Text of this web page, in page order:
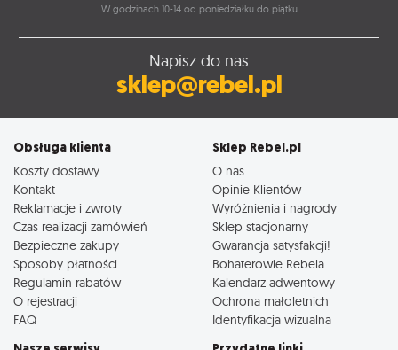
W godzinach 10-14 od poniedziałku do piątku
Napisz do nas
sklep@rebel.pl
Obsługa klienta
Koszty dostawy
Kontakt
Reklamacje i zwroty
Czas realizacji zamówień
Bezpieczne zakupy
Sposoby płatności
Regulamin rabatów
O rejestracji
FAQ
Sklep Rebel.pl
O nas
Opinie Klientów
Wyróżnienia i nagrody
Sklep stacjonarny
Gwarancja satysfakcji!
Bohaterowie Rebela
Kalendarz adwentowy
Ochrona małoletnich
Identyfikacja wizualna